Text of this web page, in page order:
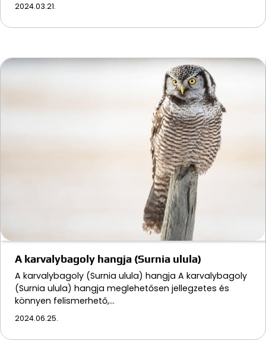
2024.03.21.
A karvalybagoly hangja (Surnia ulula)
A karvalybagoly (Surnia ulula) hangja A karvalybagoly
(Surnia ulula) hangja meglehetősen jellegzetes és
könnyen felismerhető,…
2024.06.25.